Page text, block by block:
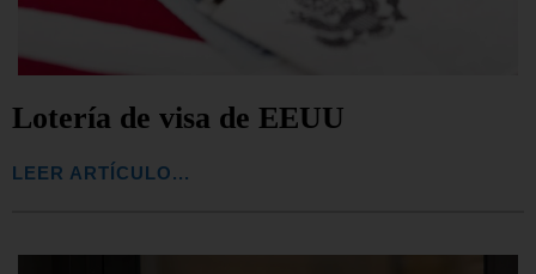
Lotería de visa de EEUU
LEER ARTÍCULO...